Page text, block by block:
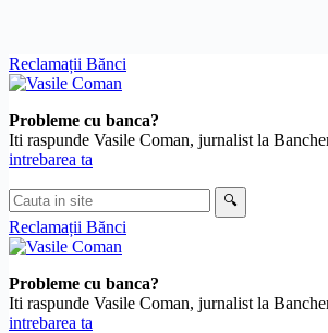
Skip
to
Reclamații Bănci
Probleme cu banca?
Iti raspunde Vasile Coman, jurnalist la
intrebarea ta
Cauta
in
site
🔍
Reclamații Bănci
Probleme cu banca?
Iti raspunde Vasile Coman, jurnalist la
intrebarea ta